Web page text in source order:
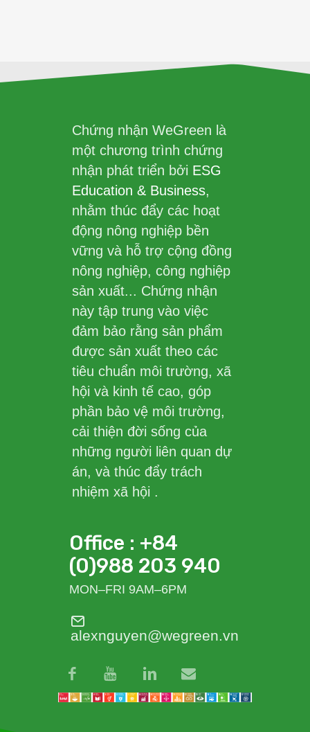
Chứng nhận WeGreen là
một chương trình chứng
nhận phát triển bởi ESG
Education & Business,
nhằm thúc đẩy các hoạt
động nông nghiệp bền
vững và hỗ trợ cộng đồng
nông nghiệp, công nghiệp
sản xuất... Chứng nhận
này tập trung vào việc
đảm bảo rằng sản phẩm
được sản xuất theo các
tiêu chuẩn môi trường, xã
hội và kinh tế cao, góp
phần bảo vệ môi trường,
cải thiện đời sống của
những người liên quan dự
án, và thúc đẩy trách
nhiệm xã hội .
Office : +84
(0)988 203 940
MON–FRI 9AM–6PM
alexnguyen@wegreen.vn